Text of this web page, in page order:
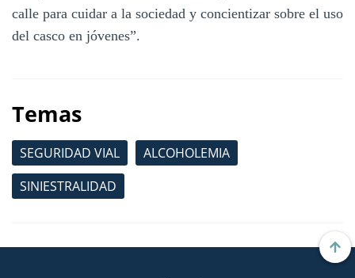
calle para cuidar a la sociedad y concientizar sobre el uso
del casco en jóvenes”.
Temas
SEGURIDAD VIAL
ALCOHOLEMIA
SINIESTRALIDAD